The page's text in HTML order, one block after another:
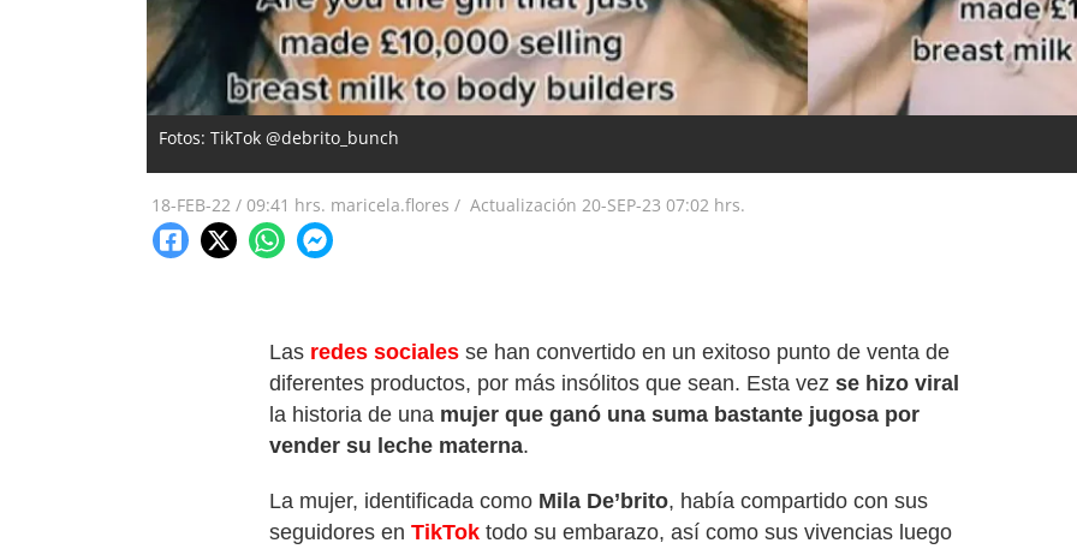
Fotos: TikTok @debrito_bunch
18-FEB-22 / 09:41 hrs. maricela.flores / Actualización 20-SEP-23 07:02 hrs.
Las redes sociales se han convertido en un exitoso punto de venta de
diferentes productos, por más insólitos que sean. Esta vez se hizo viral
la historia de una mujer que ganó una suma bastante jugosa por
vender su leche materna.
La mujer, identificada como Mila De’brito, había compartido con sus
seguidores en TikTok todo su embarazo, así como sus vivencias luego